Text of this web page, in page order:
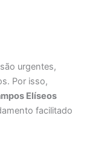
urgentes,
Por isso,
Elíseos
facilitado